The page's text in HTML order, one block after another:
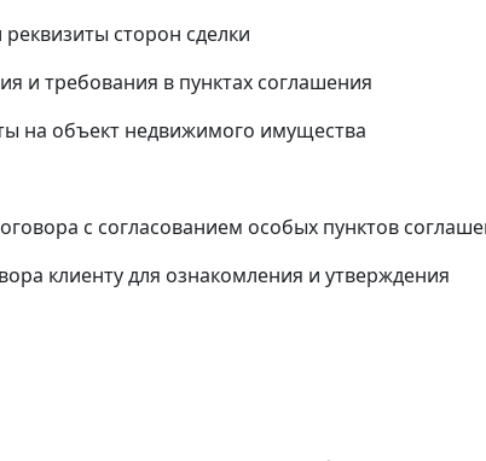
сторон сделки
и требования в пунктах соглашения
на объект недвижимого имущества
с согласованием особых пунктов
клиенту для ознакомления и утверждения